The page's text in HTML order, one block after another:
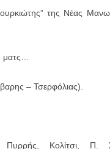
της Νέας
ματς…
– Τσερφόλιας).
Κολίτσι, Π.